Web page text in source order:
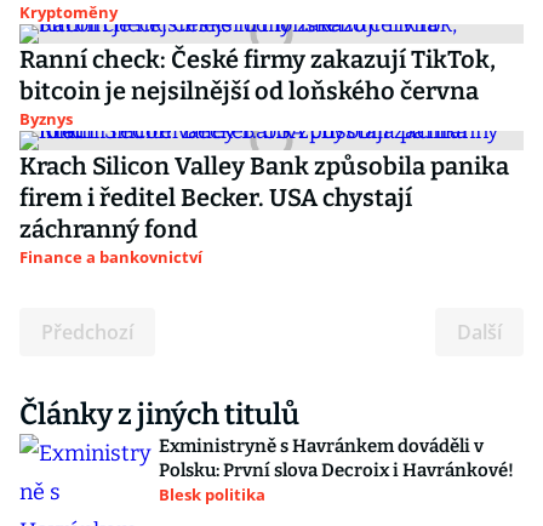
Kryptoměny
Ranní check: České firmy zakazují TikTok,
bitcoin je nejsilnější od loňského června
Byznys
Krach Silicon Valley Bank způsobila panika
firem i ředitel Becker. USA chystají
záchranný fond
Finance a bankovnictví
Předchozí Další
Články z jiných titulů
Exministryně s Havránkem dováděli v
Polsku: První slova Decroix i Havránkové!
Blesk politika